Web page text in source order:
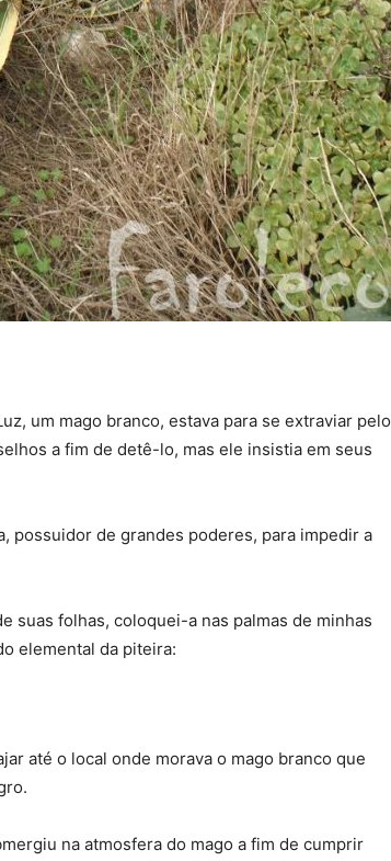
um mago branco, estava para se extraviar pelo
a fim de detê-lo, mas ele insistia em seus
possuidor de grandes poderes, para impedir a
suas folhas, coloquei-a nas palmas de minhas
elemental da piteira:
até o local onde morava o mago branco que
na atmosfera do mago a fim de cumprir